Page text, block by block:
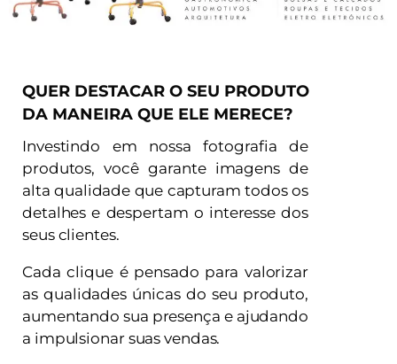
QUER DESTACAR O SEU PRODUTO
DA MANEIRA QUE ELE MERECE?
Investindo em nossa fotografia de
produtos, você garante imagens de
alta qualidade que capturam todos os
detalhes e despertam o interesse dos
seus clientes.
Cada clique é pensado para valorizar
as qualidades únicas do seu produto,
aumentando sua presença e ajudando
a impulsionar suas vendas.